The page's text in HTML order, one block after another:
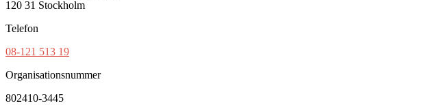
120 31 Stockholm
Telefon
08-121 513 19
Organisationsnummer
802410-3445